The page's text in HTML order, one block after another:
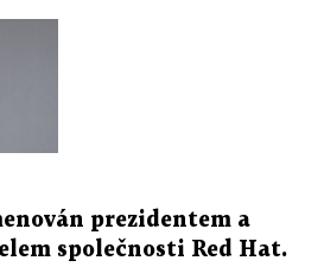
prezidentem a
společnosti Red Hat.